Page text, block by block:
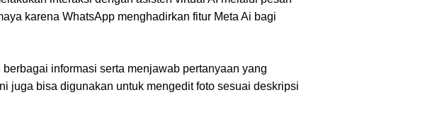
karena WhatsApp menghadirkan fitur Meta Ai bagi
informasi serta menjawab pertanyaan yang
juga bisa digunakan untuk mengedit foto sesuai deskripsi